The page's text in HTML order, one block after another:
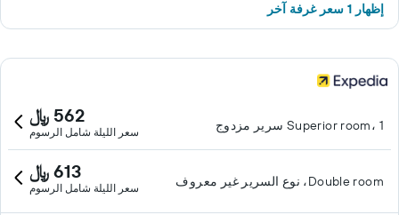
إظهار 1 سعر غرفة آخر
Superior room، 1 سرير مزدوج 562 ﷼
سعر الليلة شامل الرسوم
Double room، نوع السرير غير معروف 613 ﷼
سعر الليلة شامل الرسوم